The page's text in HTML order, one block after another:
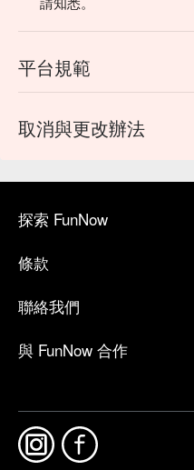
平台規範
取消與更改辦法
探索 FunNow
條款
聯絡我們
與 FunNow 合作